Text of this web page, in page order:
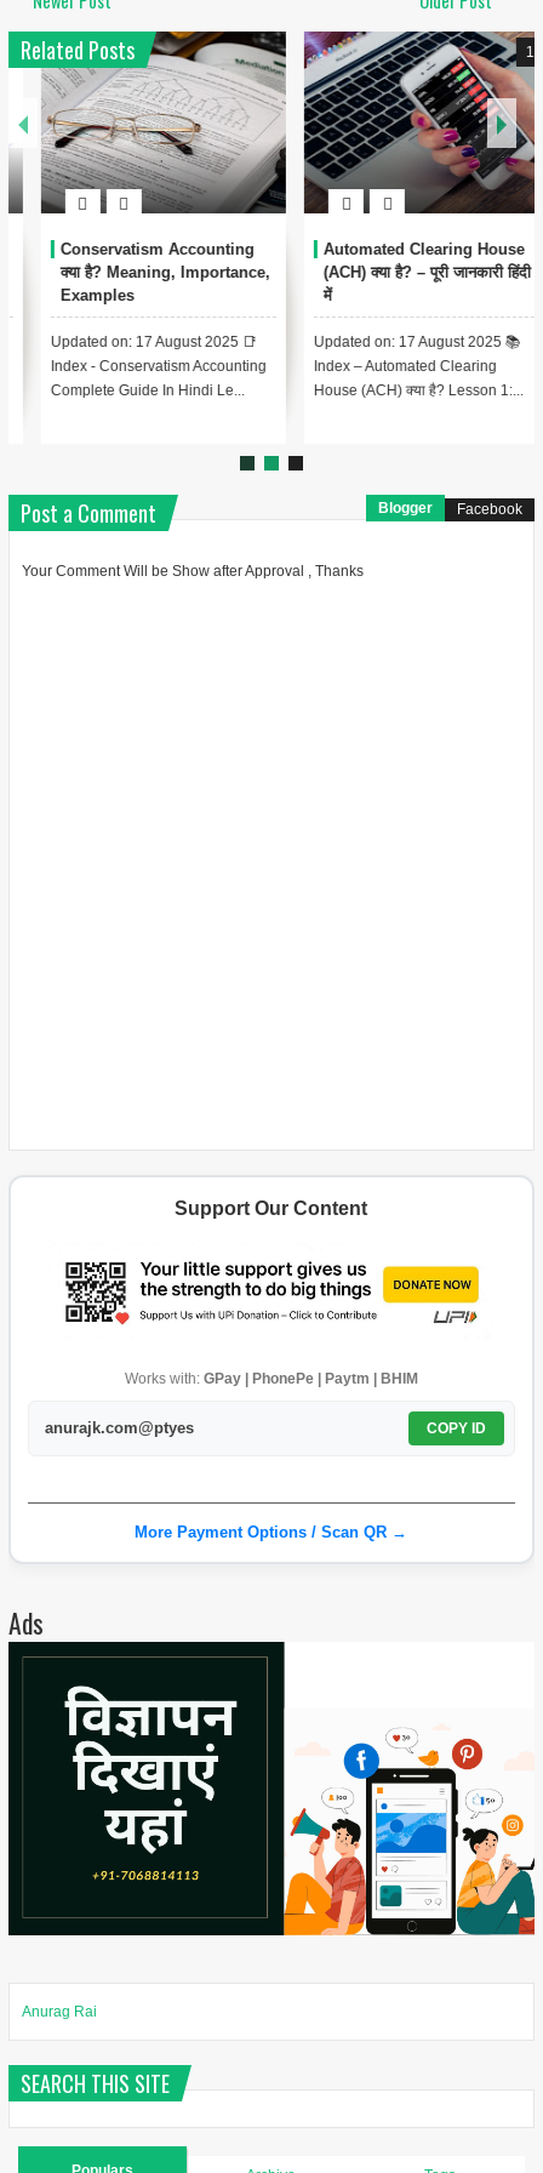
Related Posts
Conservatism Accounting
क्या है? Meaning, Importance,
Examples
Updated on: 17 August 2025 📑
Index - Conservatism Accounting
Complete Guide In Hindi Le...
1
Automated Clearing House
(ACH) क्या है? – पूरी जानकारी हिंदी
Updated on: 17 August 2025 📚
Index – Automated Clearing
House (ACH) क्या है? Lesson 1:...
Post a Comment Blogger Facebook
Your Comment Will be Show after Approval , Thanks
Support Our Content
Works with: GPay | PhonePe | Paytm | BHIM
anurajk.com@ptyes COPY ID
More Payment Options / Scan QR →
Ads
Anurag Rai
SEARCH THIS SITE